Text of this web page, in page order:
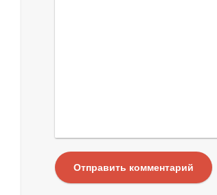
Отправить комментарий